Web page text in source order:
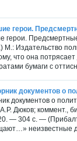
герои.
герои.
М.: Издательство
что она
бумаги с
документов о
документов о
Дюков; коммент.,
— 304 с. —
неизвестные